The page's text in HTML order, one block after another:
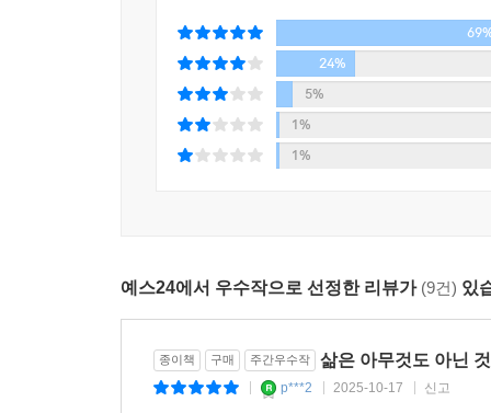
다. 죽음의 이면인 삶. 부패의 이면인 성장. 그 좋
해준 요령을 절대 놓치지 않을 가장 좋은 방법은
닥쳐오는 혼돈 속에서 모든 대상을 호기심과 의심
--- p.263~264
_카먼 마리아 마차도, 셜리 잭슨상 수상자이자 《
“이 책은 완벽하다. 그냥 완벽하다고 할 수밖
별나면서도 심오하다.
_메리 로치(Mary Roach), 베스트셀러 《스티프
‘방송계의 퓰리처상’으로 불리는 피버디상
않는다》는 여러 언론 매체에서 ‘2020년 최고의
집착에 가까울 만큼 자연계에 질서를 부여하
24%
5%
1%
1%
예스24에서 우수작으로 선정한 리뷰가 (9건) 있
종이책 구매 주간우수작 삶은 아무것도 아닌
p***2 2025-10-17 신고